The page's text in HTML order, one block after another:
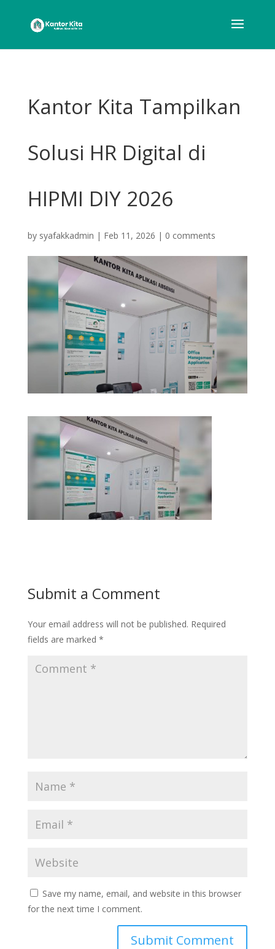
Kantor Kita Tampilkan
Solusi HR Digital di
HIPMI DIY 2026
by syafakkadmin | Feb 11, 2026 | 0 comments
Submit a Comment
Your email address will not be published. Required
fields are marked *
Save my name, email, and website in this browser
for the next time I comment.